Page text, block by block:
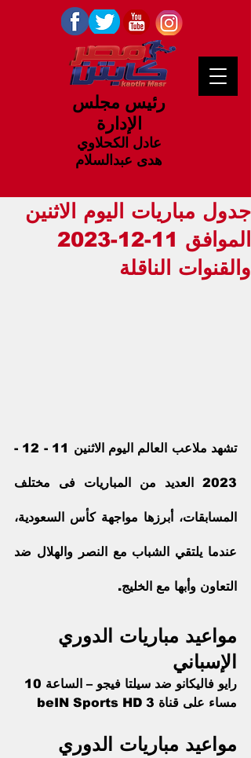
رئيس مجلس
الإدارة
عادل الكحلاوي
هدى عبدالسلام
جدول مباريات اليوم الاثنين
الموافق 11-12-2023
والقنوات الناقلة
عندما يلتقي الشباب مع النصر
التعاون وأبها مع الخليج.
مواعيد مباريات الدوري
الإسباني
مساء على قناة beIN Sports HD 3
مواعيد مباريات الدوري